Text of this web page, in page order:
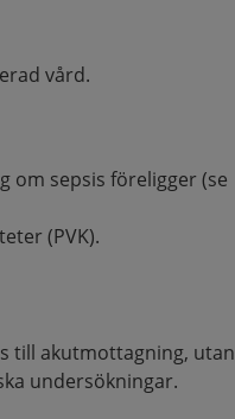
vård.
om sepsis föreligger (se
(PVK).
till akutmottagning, utan
undersökningar.